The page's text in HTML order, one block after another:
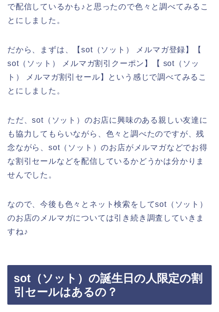
で配信しているかも♪と思ったので色々と調べてみるこ
とにしました。
だから、まずは、【sot（ソット） メルマガ登録】【
sot（ソット） メルマガ割引クーポン】【 sot（ソッ
ト） メルマガ割引セール】という感じで調べてみるこ
とにしました。
ただ、sot（ソット）のお店に興味のある親しい友達に
も協力してもらいながら、色々と調べたのですが、残
念ながら、sot（ソット）のお店がメルマガなどでお得
な割引セールなどを配信しているかどうかは分かりま
せんでした。
なので、今後も色々とネット検索をしてsot（ソット）
のお店のメルマガについては引き続き調査していきま
すね♪
sot（ソット）の誕生日の人限定の割
引セールはあるの？